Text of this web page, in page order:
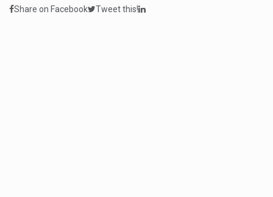
ΝΑ
Share on Facebook Tweet this!